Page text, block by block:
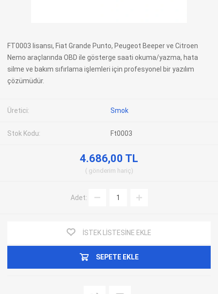
FT0003 lisansı, Fiat Grande Punto, Peugeot Beeper ve Citroen
Nemo araçlarında OBD ile gösterge saati okuma/yazma, hata
silme ve bakım sıfırlama işlemleri için profesyonel bir yazılım
çözümüdür.
Üretici: Smok
Stok Kodu: Ft0003
4.686,00 TL
gönderim hariç
Adet:
İSTEK LISTESINE EKLE
SEPETE EKLE